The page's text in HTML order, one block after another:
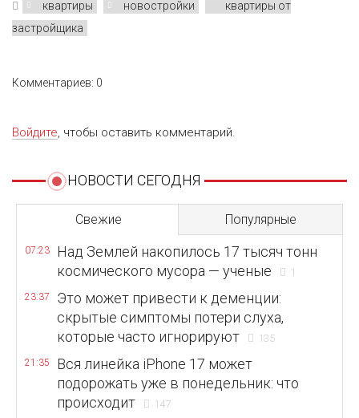
квартиры новостройки
квартиры от
застройщика
Комментариев: 0
Войдите, чтобы оставить комментарий.
НОВОСТИ СЕГОДНЯ
Свежие Популярные
07:23
Над Землей накопилось 17 тысяч тонн
космического мусора — ученые
1
23:37
Это может привести к деменции:
скрытые симптомы потери слуха,
которые часто игнорируют
135
21:35
Вся линейка iPhone 17 может
подорожать уже в понедельник: что
происходит
147